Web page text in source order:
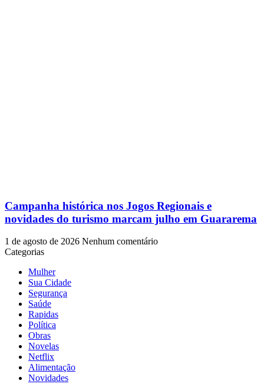
Campanha histórica nos Jogos Regionais e
novidades do turismo marcam julho em Guararema
1 de agosto de 2026 Nenhum comentário
Categorias
Mulher
Sua Cidade
Segurança
Saúde
Rapidas
Política
Obras
Novelas
Netflix
Alimentação
Novidades